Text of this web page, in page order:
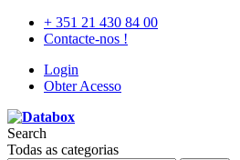
+ 351 21 430 84 00
Contacte-nos !
Login
Obter Acesso
Search
Todas as categorias